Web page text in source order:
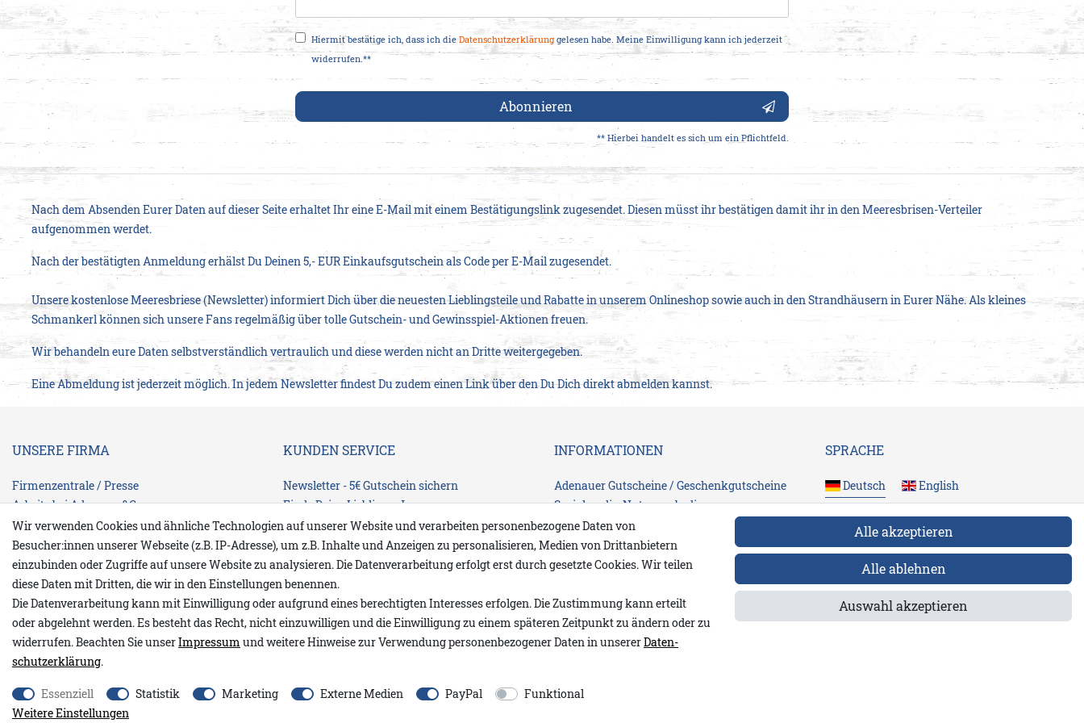
Blusen
Jacken
&
Westen
Strick
Geschenke
für SIE
Geschenkgutscheine
Hemden
&
Geschenke
für IHN
Geschenkgutscheine
Hiermit bestätige ich, dass ich die Daten­schutz­erklärung gelesen habe. Meine Einwilligung kann ich jederzeit
widerrufen.**
Abonnieren
** Hierbei handelt es sich um ein Pflichtfeld.
Nach dem Absenden Eurer Daten auf dieser Seite erhaltet Ihr eine E-Mail mit einem Bestätigungslink zugesendet. Diesen müsst ihr bestätigen damit ihr in den Meeresbrisen-Verteiler
aufgenommen werdet.
Nach der bestätigten Anmeldung erhälst Du Deinen 5,- EUR Einkaufsgutschein als Code per E-Mail zugesendet.
Unsere kostenlose Meeresbriese (Newsletter) informiert Dich über die neuesten Lieblingsteile und Rabatte in unserem Onlineshop sowie auch in den Strandhäusern in Eurer Nähe. Als kleines
Schmankerl können sich unsere Fans regelmäßig über tolle Gutschein- und Gewinsspiel-Aktionen freuen.
Wir behandeln eure Daten selbstverständlich vertraulich und diese werden nicht an Dritte weitergegeben.
Eine Abmeldung ist jederzeit möglich. In jedem Newsletter findest Du zudem einen Link über den Du Dich direkt abmelden kannst.
UNSERE FIRMA
Firmenzentrale / Presse
Arbeite bei Adenauer&Co
Unsere DNA / Konzept
Franchise / Partnerläden
Finde Dein Strandhaus
Umweltschutz
Originalware-Urheberrecht-Markenzeichen
Kontakt / Kundendienst
KUNDEN SERVICE
Newsletter - 5€ Gutschein sichern
Finde Deine Lieblings-Jeans
Zahlungsarten
Rücksendungen
Versand
Größentabelle
Vertrag widerrufen
INFORMATIONEN
Adenauer Gutscheine / Geschenkgutscheine
Socialmedia-Nutzungsbedingungen
Erklärung zur Barrierefreiheit
Widerrufs­recht
Impressum
AGB
SPRACHE
Deutsch English
FOLGE UNS
© copyright 2010-2026 Adenauer & Co. online GmbH / Alle Rechte vorbehalten
Wir verwenden Cookies und ähnliche Technologien auf unserer Website und verarbeiten personenbezogene Daten von
Besucher:innen unserer Webseite (z.B. IP-Adresse), um z.B. Inhalte und Anzeigen zu personalisieren, Medien von Drittanbietern
einzubinden oder Zugriffe auf unsere Website zu analysieren. Die Datenverarbeitung erfolgt erst durch gesetzte Cookies. Wir teilen
diese Daten mit Dritten, die wir in den Einstellungen benennen.
Die Datenverarbeitung kann mit Einwilligung oder aufgrund eines berechtigten Interesses erfolgen. Die Zustimmung kann erteilt
oder abgelehnt werden. Es besteht das Recht, nicht einzuwilligen und die Einwilligung zu einem späteren Zeitpunkt zu ändern oder zu
widerrufen. Beachten Sie unserImpressum und weitere Hinweise zur Verwendung personenbezogener Daten in unsererDaten­
schutz­erklärung.
Essenziell Statistik Marketing Externe Medien PayPal
Funktional
Weitere Einstellungen
Alle akzeptieren
Alle ablehnen
Auswahl akzeptieren